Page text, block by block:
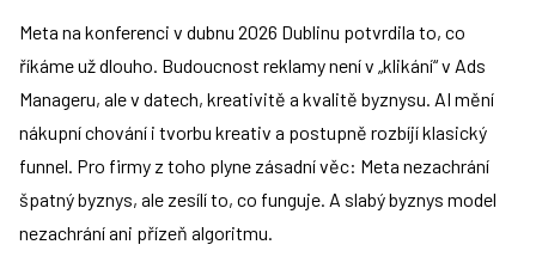
Meta na konferenci v dubnu 2026 Dublinu potvrdila to, co
říkáme už dlouho. Budoucnost reklamy není v „klikání“ v Ads
Manageru, ale v datech, kreativitě a kvalitě byznysu. AI mění
nákupní chování i tvorbu kreativ a postupně rozbíjí klasický
funnel. Pro firmy z toho plyne zásadní věc: Meta nezachrání
špatný byznys, ale zesílí to, co funguje. A slabý byznys model
nezachrání ani přízeň algoritmu.